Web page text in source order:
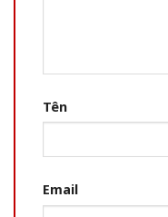
Tên
Email